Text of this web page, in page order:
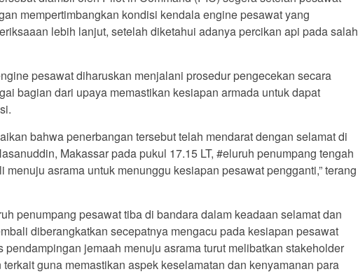
mempertimbangkan kondisi kendala engine pesawat yang
lebih lanjut, setelah diketahui adanya percikan api pada salah
pesawat diharuskan menjalani prosedur pengecekan secara
bagian dari upaya memastikan kesiapan armada untuk dapat
bahwa penerbangan tersebut telah mendarat dengan selamat di
Makassar pada pukul 17.15 LT, #eluruh penumpang tengah
menuju asrama untuk menunggu kesiapan pesawat pengganti,” terang
penumpang pesawat tiba di bandara dalam keadaan selamat dan
diberangkatkan secepatnya mengacu pada kesiapan pesawat
pendampingan jemaah menuju asrama turut melibatkan stakeholder
guna memastikan aspek keselamatan dan kenyamanan para